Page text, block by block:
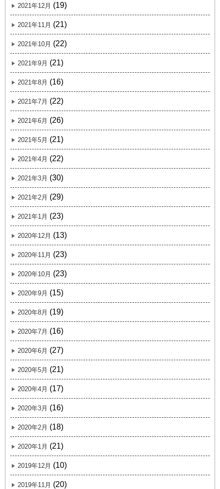
2021年12月 (19)
2021年11月 (21)
2021年10月 (22)
2021年9月 (21)
2021年8月 (16)
2021年7月 (22)
2021年6月 (26)
2021年5月 (21)
2021年4月 (22)
2021年3月 (30)
2021年2月 (29)
2021年1月 (23)
2020年12月 (13)
2020年11月 (23)
2020年10月 (23)
2020年9月 (15)
2020年8月 (19)
2020年7月 (16)
2020年6月 (27)
2020年5月 (21)
2020年4月 (17)
2020年3月 (16)
2020年2月 (18)
2020年1月 (21)
2019年12月 (10)
2019年11月 (20)